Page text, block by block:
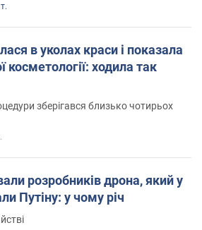
в уколах краси і показала
косметології: ходила так
зберігався близько чотирьох
розробників дрона, який у
Путіну: у чому річ